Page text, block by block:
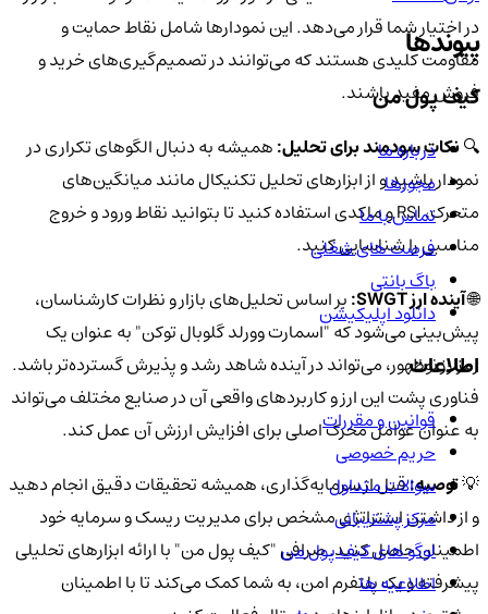
در اختیار شما قرار می‌دهد. این نمودارها شامل نقاط حمایت و
مقاومت کلیدی هستند که می‌توانند در تصمیم‌گیری‌های خرید و
فروش مفید باشند.
🔍نکات سودمند برای تحلیل:همیشه به دنبال الگوهای تکراری در
نمودار باشید و از ابزارهای تحلیل تکنیکال مانند میانگین‌های
متحرک، RSI و ماکدی استفاده کنید تا بتوانید نقاط ورود و خروج
مناسبی را شناسایی کنید.
🌐آینده ارز SWGT:
بر اساس تحلیل‌های بازار و نظرات کارشناسان،
پیش‌بینی می‌شود که "اسمارت وورلد گلوبال توکن" به عنوان یک
رمزارز نوظهور، می‌تواند در آینده شاهد رشد و پذیرش گسترده‌تر باشد.
فناوری پشت این ارز و کاربردهای واقعی آن در صنایع مختلف می‌تواند
به عنوان عوامل محرک اصلی برای افزایش ارزش آن عمل کند.
💡توصیه:قبل از سرمایه‌گذاری، همیشه تحقیقات دقیق انجام دهید
و از داشتن استراتژی مشخص برای مدیریت ریسک و سرمایه خود
اطمینان حاصل کنید. صرافی "کیف پول من" با ارائه ابزارهای تحلیلی
پیشرفته و یک پلتفرم امن، به شما کمک می‌کند تا با اطمینان
پیوندها
کیف پول من
درباره ما
مجوزها
تماس با ما
فرصت های شغلی
باگ بانتی
دانلود اپلیکیشن
اطلاعات
قوانین و مقررات
حریم خصوصی
سوالات متداول
مرکز پشتیبانی
لوگو های کیف پول من
اطلاعیه ها